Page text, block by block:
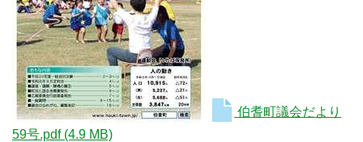
伯耆町議会だより
59号.pdf (4.9 MB)